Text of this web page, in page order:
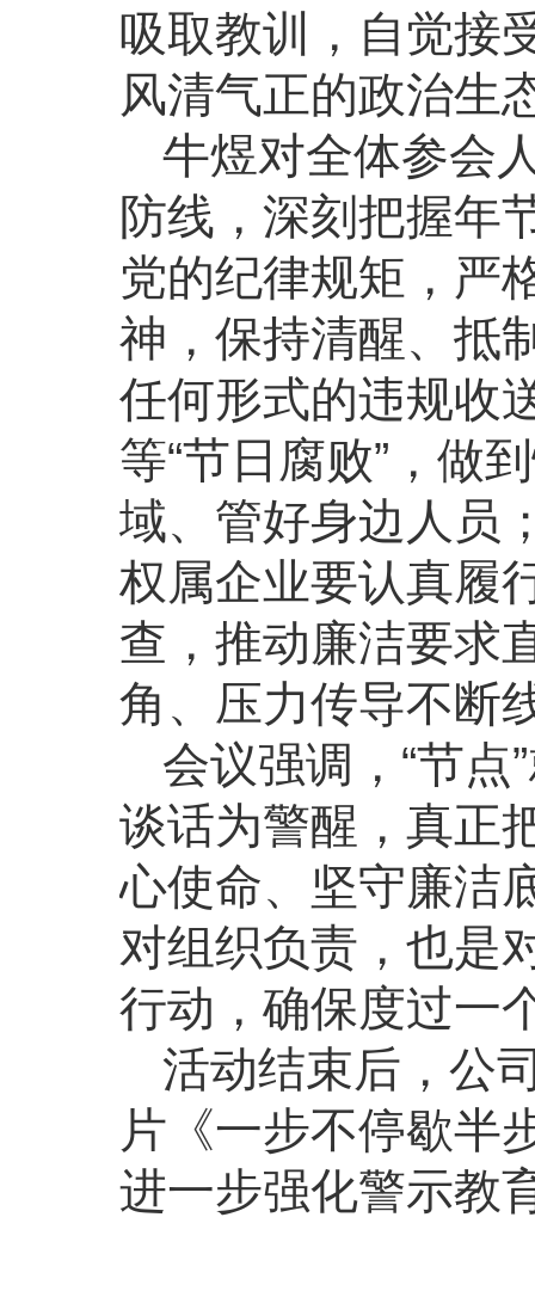
吸取教训，自觉接
风清气正的政治生
牛煜对全体参会
防线，深刻把握年
党的纪律规矩，严
神，保持清醒、抵
任何形式的违规收
等“节日腐败”，做
域、管好身边人员
权属企业要认真履
查，推动廉洁要求
角、压力传导不断
会议强调，“节点
谈话为警醒，真正
心使命、坚守廉洁
对组织负责，也是
行动，确保度过一
活动结束后，公
片《一步不停歇半
进一步强化警示教